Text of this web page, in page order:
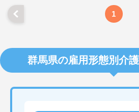
1
群馬県の雇用形態別介